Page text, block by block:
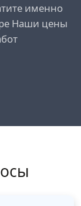
именно
Наши цены